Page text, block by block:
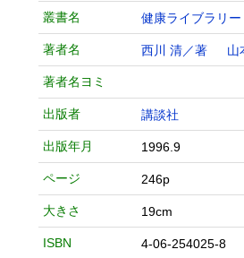
叢書名 健康ライブラリー
著者名 西川 清／著 山
著者名ヨミ
出版者 講談社
出版年月 1996.9
ページ 246p
大きさ 19cm
ISBN 4-06-254025-8